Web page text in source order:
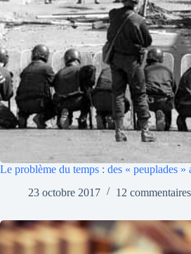
Le problème du temps : des « peuplades »
23 octobre 2017
12 commentaires